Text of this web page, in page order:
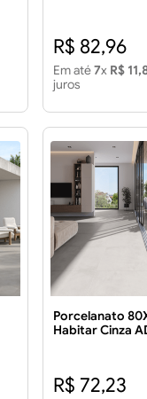
R$ 82,96
Em até7x R$
juros
Porcelanato
Habitar Cinza
R$ 72,23